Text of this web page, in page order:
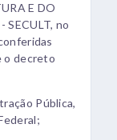
E DO
SECULT, no
o decreto
Pública,